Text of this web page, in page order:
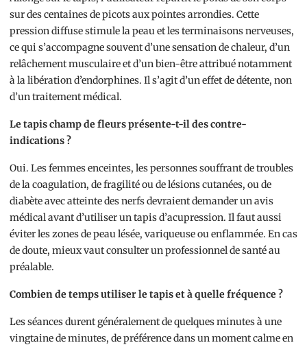
sur des centaines de picots aux pointes arrondies. Cette
pression diffuse stimule la peau et les terminaisons nerveuses,
ce qui s’accompagne souvent d’une sensation de chaleur, d’un
relâchement musculaire et d’un bien-être attribué notamment
à la libération d’endorphines. Il s’agit d’un effet de détente, non
d’un traitement médical.
Le tapis champ de fleurs présente-t-il des contre-
indications ?
Oui. Les femmes enceintes, les personnes souffrant de troubles
de la coagulation, de fragilité ou de lésions cutanées, ou de
diabète avec atteinte des nerfs devraient demander un avis
médical avant d’utiliser un tapis d’acupression. Il faut aussi
éviter les zones de peau lésée, variqueuse ou enflammée. En cas
de doute, mieux vaut consulter un professionnel de santé au
préalable.
Combien de temps utiliser le tapis et à quelle fréquence ?
Les séances durent généralement de quelques minutes à une
vingtaine de minutes, de préférence dans un moment calme en